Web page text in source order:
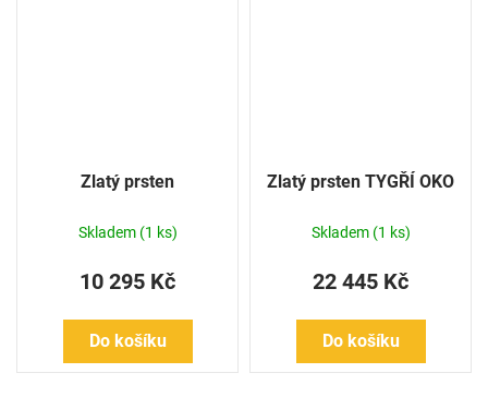
Zlatý prsten
Skladem (1 ks)
10 295 Kč
Do košíku
Zlatý prsten TYGŘÍ OKO
Skladem (1 ks)
22 445 Kč
Do košíku